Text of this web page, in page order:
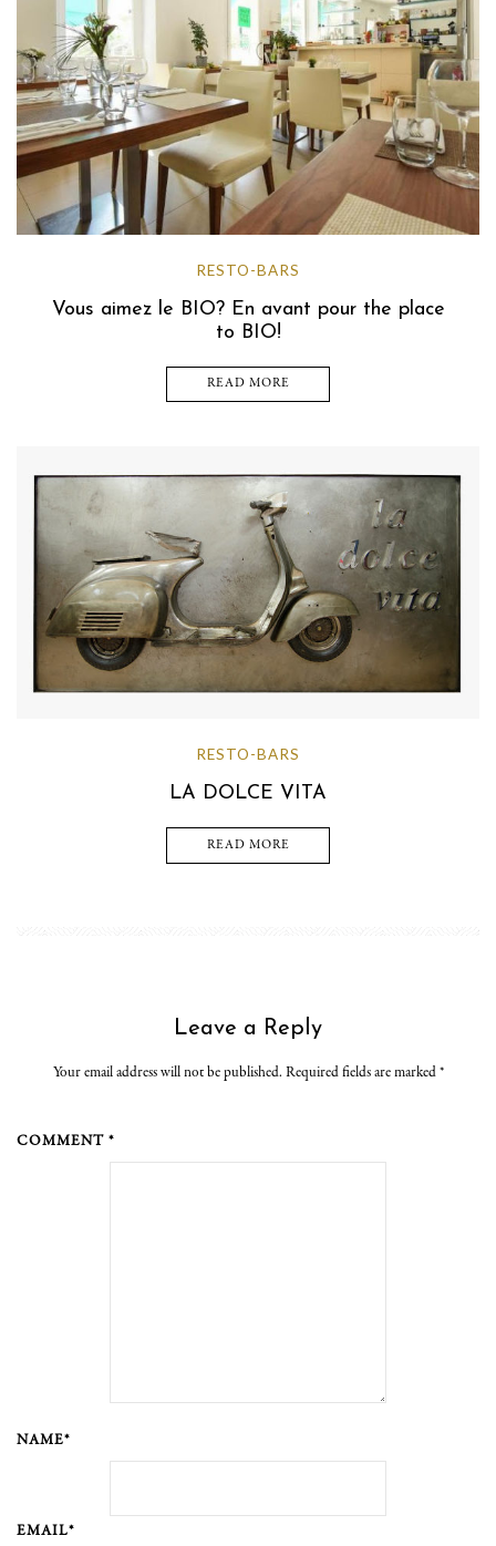
RESTO-BARS
Vous aimez le BIO? En avant pour the place
to BIO!
READ MORE
RESTO-BARS
LA DOLCE VITA
READ MORE
Leave a Reply
Your email address will not be published. Required fields are marked *
COMMENT *
NAME*
EMAIL*